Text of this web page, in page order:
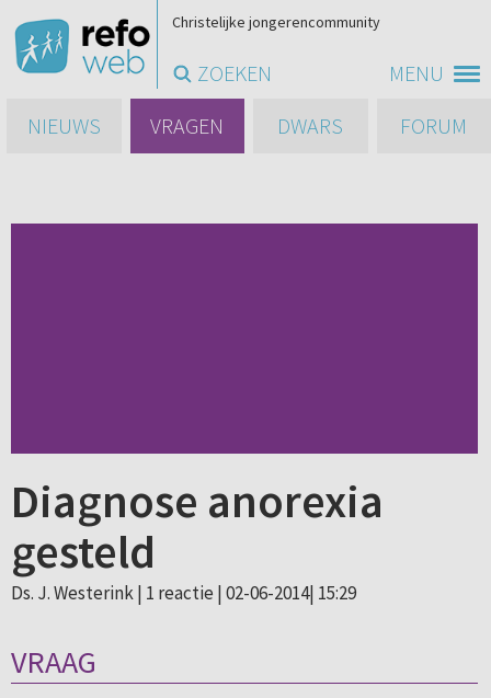
MENU
Christelijke jongerencommunity
ZOEKEN
NIEUWS
VRAGEN DWARS FORUM
Diagnose anorexia
gesteld
Ds. J. Westerink | 1 reactie | 02-06-2014| 15:29
VRAAG